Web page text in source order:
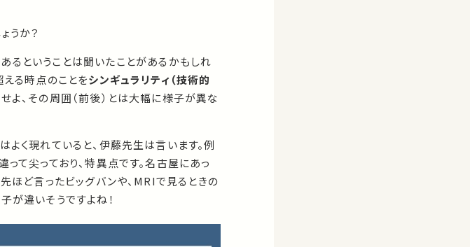
うか？
るということは聞いたことがあるかもしれ
る時点のことをシンギュラリティ（技術的
よ、その周囲（前後）とは大幅に様子が異な
よく現れていると、伊藤先生は言います。例
て尖っており、特異点です。名古屋にあっ
ほど言ったビッグバンや、MRIで見るときの
が違いそうですよね！